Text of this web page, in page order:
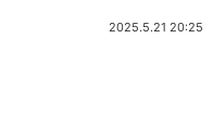
2025.5.21 20:25